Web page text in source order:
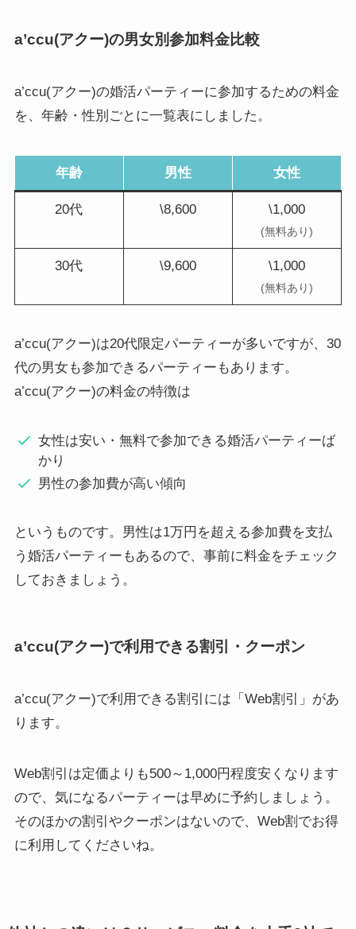
a’ccu(アクー)の男女別参加料金比較
a’ccu(アクー)の婚活パーティーに参加するための料金
を、年齢・性別ごとに一覧表にしました。
年齢 男性 女性
20代 \8,600 \1,000
(無料あり)
30代 \9,600 \1,000
(無料あり)
a’ccu(アクー)は20代限定パーティーが多いですが、30
代の男女も参加できるパーティーもあります。
a’ccu(アクー)の料金の特徴は
女性は安い・無料で参加できる婚活パーティーば
かり
男性の参加費が高い傾向
というものです。男性は1万円を超える参加費を支払
う婚活パーティーもあるので、事前に料金をチェック
しておきましょう。
a’ccu(アクー)で利用できる割引・クーポン
a’ccu(アクー)で利用できる割引には「Web割引」があ
ります。
Web割引は定価よりも500～1,000円程度安くなります
ので、気になるパーティーは早めに予約しましょう。
そのほかの割引やクーポンはないので、Web割でお得
に利用してくださいね。